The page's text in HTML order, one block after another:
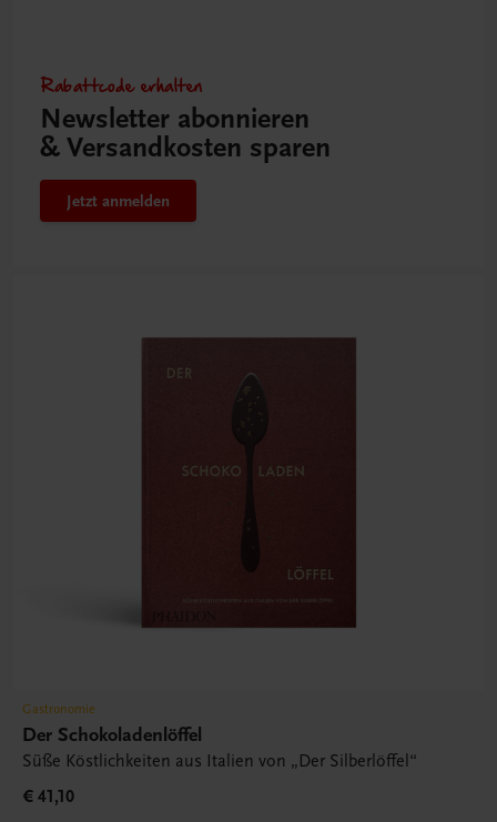
Rabattcode erhalten
Newsletter abonnieren
& Versandkosten sparen
Jetzt anmelden
Gastronomie
Der Schokoladenlöffel
Süße Köstlichkeiten aus Italien von „Der Silberlöffel“
€ 41,10